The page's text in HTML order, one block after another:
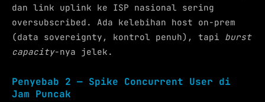
dan link uplink ke ISP nasional sering
oversubscribed. Ada kelebihan host on-prem
(data sovereignty, kontrol penuh), tapi burst
capacity-nya jelek.
Penyebab 2 — Spike Concurrent User di
Jam Puncak